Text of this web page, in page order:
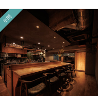
空間